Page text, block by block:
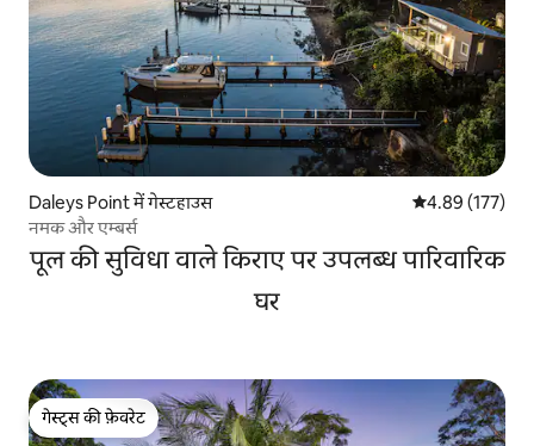
Daleys Point में गेस्टहाउस औसत रेटिंग 5 में से
4.89 (177)
नमक और एम्बर्स
पूल की सुविधा वाले किराए पर उपलब्ध पारिवारिक
घर
गेस्ट्स की फ़ेवरेट
गेस्ट्स की फ़ेवरेट